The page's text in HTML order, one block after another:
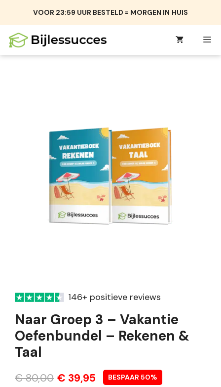
inhoud
VOOR 23:59 UUR BESTELD = MORGEN IN HUIS
146+ positieve reviews
Naar Groep 3 – Vakantie
Oefenbundel – Rekenen &
Taal
€80,00 Oorspronkelijke
€ 39,95 Huidige
BESPAAR 50%